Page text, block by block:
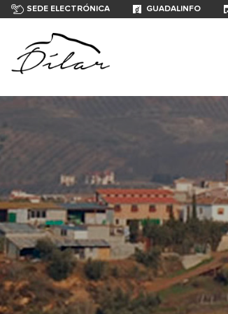
SEDE ELECTRÓNICA GUADALINFO